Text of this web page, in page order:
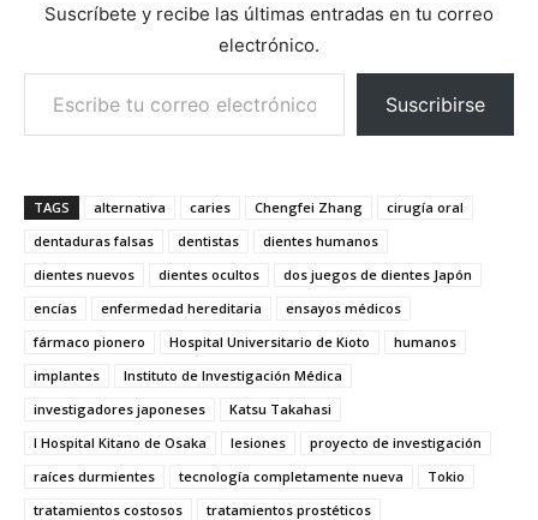
Suscríbete y recibe las últimas entradas en tu correo
electrónico.
Escribe tu correo electrónico…
Suscribirse
TAGS alternativa caries Chengfei Zhang
cirugía oral
dentaduras falsas
dentistas
dientes humanos
dientes nuevos
dientes ocultos
dos juegos de dientes Japón
encías
enfermedad hereditaria
ensayos médicos
fármaco pionero
Hospital Universitario de Kioto
humanos
implantes
Instituto de Investigación Médica
investigadores japoneses
Katsu Takahasi
l Hospital Kitano de Osaka
lesiones
proyecto de investigación
raíces durmientes
tecnología completamente nueva
Tokio
tratamientos costosos
tratamientos prostéticos